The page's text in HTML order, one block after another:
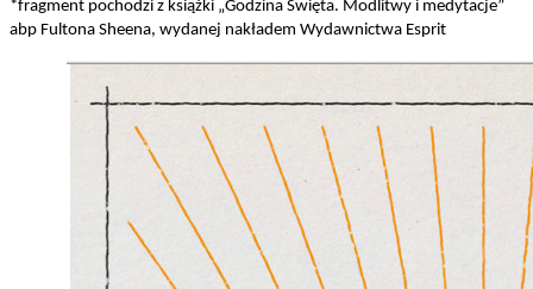
*fragment pochodzi z książki „Godzina Święta. Modlitwy i medytacje”
abp Fultona Sheena, wydanej nakładem Wydawnictwa Esprit